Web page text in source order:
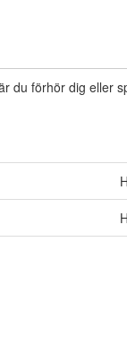
du förhör dig eller